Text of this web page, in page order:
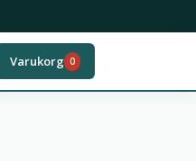
Varukorg 0